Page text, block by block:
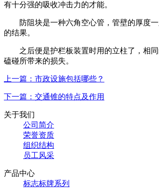
有十分强的吸收冲击力的才能。
防阻块是一种六角空心管，管壁的厚度
的结果。
之后便是护栏板装置时用的立柱了，相
磕碰所带来的损失。
上一篇：市政设施包括哪些？
下一篇：交通锥的特点及作用
关于我们
公司简介
荣誉资质
组织结构
员工风采
产品中心
标志标牌系列